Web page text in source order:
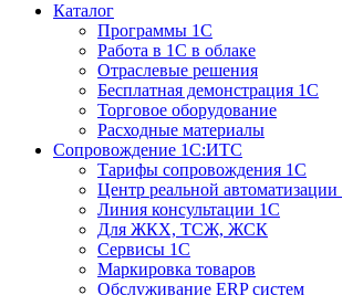
Каталог
Программы 1С
Работа в 1С в облаке
Отраслевые решения
Бесплатная демонстрация 1С
Торговое оборудование
Расходные материалы
Сопровождение 1С:ИТС
Тарифы сопровождения 1С
Центр реальной
Линия консультации 1С
Для ЖКХ, ТСЖ, ЖСК
Сервисы 1С
Маркировка товаров
Обслуживание ERP систем